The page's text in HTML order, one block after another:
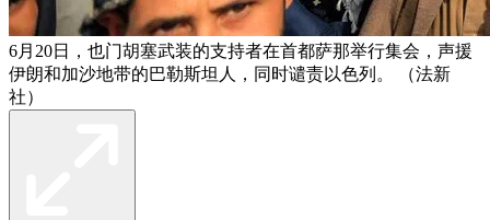
6月20日，也门胡塞武装的支持者在首都萨那举行集会，声援
伊朗和加沙地带的巴勒斯坦人，同时谴责以色列。 （法新
社）